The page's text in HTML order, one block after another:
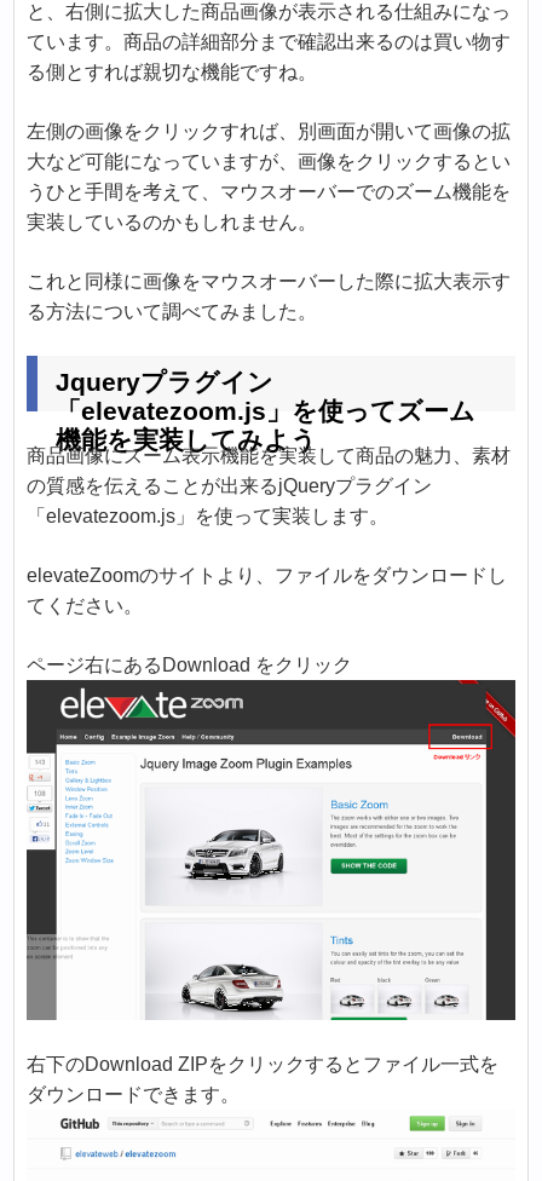
と、右側に拡大した商品画像が表示される仕組みになっ
ています。商品の詳細部分まで確認出来るのは買い物す
る側とすれば親切な機能ですね。
左側の画像をクリックすれば、別画面が開いて画像の拡
大など可能になっていますが、画像をクリックするとい
うひと手間を考えて、マウスオーバーでのズーム機能を
実装しているのかもしれません。
これと同様に画像をマウスオーバーした際に拡大表示す
る方法について調べてみました。
Jqueryプラグイン
「elevatezoom.js」を使ってズーム
機能を実装してみよう
商品画像にズーム表示機能を実装して商品の魅力、素材
の質感を伝えることが出来るjQueryプラグイン
「elevatezoom.js」を使って実装します。
elevateZoomのサイトより、ファイルをダウンロードし
てください。
ページ右にあるDownload をクリック
右下のDownload ZIPをクリックするとファイル一式を
ダウンロードできます。